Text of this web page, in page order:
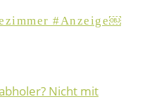
#Anzeige￼